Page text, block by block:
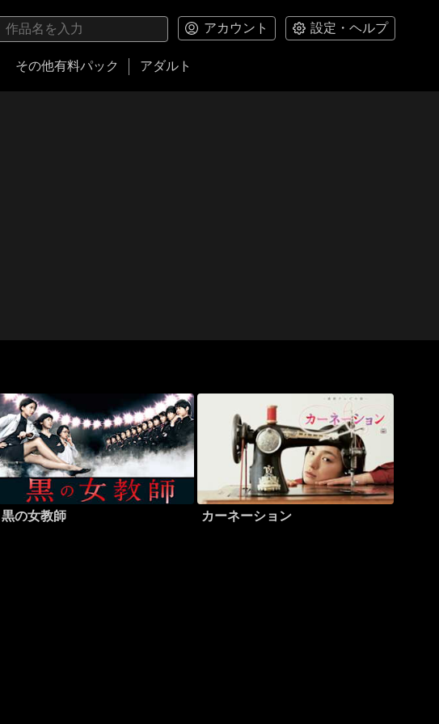
アカウント 設定・ヘルプ
その他有料パック アダルト
黒の女教師 カーネーション